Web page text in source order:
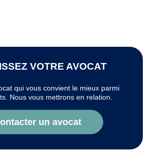
VOTRE AVOCAT
qui vous convient le mieux parmi
Nous vous mettrons en relation.
un avocat